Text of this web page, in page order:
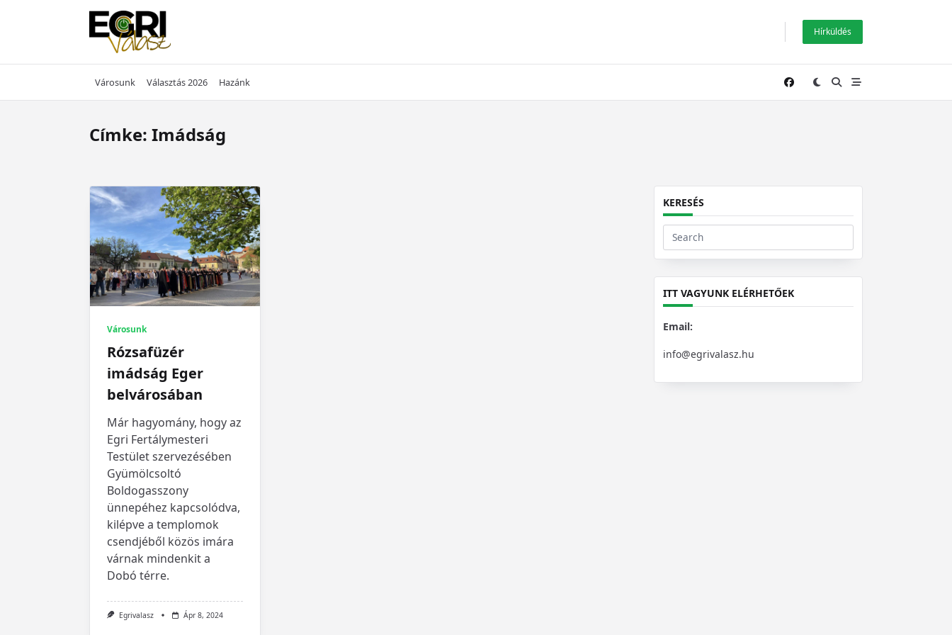
Hírküldés
Városunk Választás 2026 Hazánk
Címke: Imádság
Városunk
Rózsafüzér
imádság Eger
belvárosában
Már hagyomány, hogy az
Egri Fertálymesteri
Testület szervezésében
Gyümölcsoltó
Boldogasszony
ünnepéhez kapcsolódva,
kilépve a templomok
csendjéből közös imára
várnak mindenkit a
Dobó térre.
Egrivalasz Ápr 8, 2024
KERESÉS
Search
for:
ITT VAGYUNK ELÉRHETŐEK
Email:
info@egrivalasz.hu